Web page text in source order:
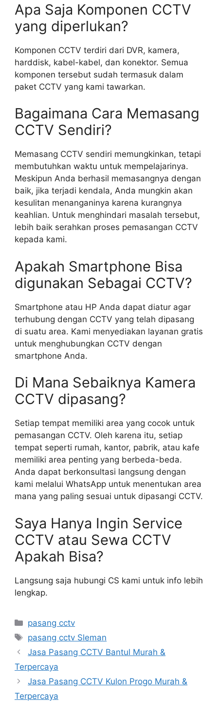
Apa Saja Komponen CCTV
yang diperlukan?
Komponen CCTV terdiri dari DVR, kamera,
harddisk, kabel-kabel, dan konektor. Semua
komponen tersebut sudah termasuk dalam
paket CCTV yang kami tawarkan.
Bagaimana Cara Memasang
CCTV Sendiri?
Memasang CCTV sendiri memungkinkan, tetapi
membutuhkan waktu untuk mempelajarinya.
Meskipun Anda berhasil memasangnya dengan
baik, jika terjadi kendala, Anda mungkin akan
kesulitan menanganinya karena kurangnya
keahlian. Untuk menghindari masalah tersebut,
lebih baik serahkan proses pemasangan CCTV
kepada kami.
Apakah Smartphone Bisa
digunakan Sebagai CCTV?
Smartphone atau HP Anda dapat diatur agar
terhubung dengan CCTV yang telah dipasang
di suatu area. Kami menyediakan layanan gratis
untuk menghubungkan CCTV dengan
smartphone Anda.
Di Mana Sebaiknya Kamera
CCTV dipasang?
Setiap tempat memiliki area yang cocok untuk
pemasangan CCTV. Oleh karena itu, setiap
tempat seperti rumah, kantor, pabrik, atau kafe
memiliki area penting yang berbeda-beda.
Anda dapat berkonsultasi langsung dengan
kami melalui WhatsApp untuk menentukan area
mana yang paling sesuai untuk dipasangi CCTV.
Saya Hanya Ingin Service
CCTV atau Sewa CCTV
Apakah Bisa?
Langsung saja hubungi CS kami untuk info lebih
lengkap.
Categories
pasang cctv
Tags
pasang cctv Sleman
Jasa Pasang CCTV Bantul Murah &
Terpercaya
Jasa Pasang CCTV Kulon Progo Murah &
Terpercaya